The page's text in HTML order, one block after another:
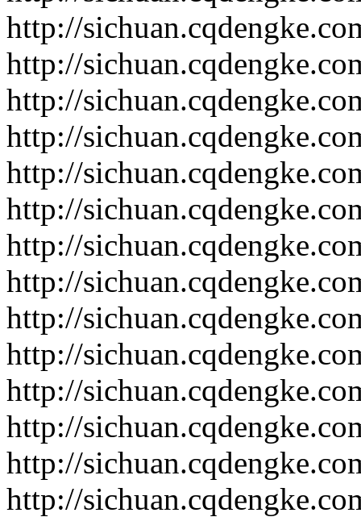
http://
http://
http://
http://
http://
http://
http://
http://
http://
http://
http://
http://
http://
http://